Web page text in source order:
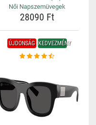
Női Napszemüvegek
28090 Ft
ÚJDONSÁG KEDVEZMÉNY